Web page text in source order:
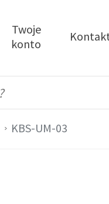
Twoje
konto
KBS-UM-03